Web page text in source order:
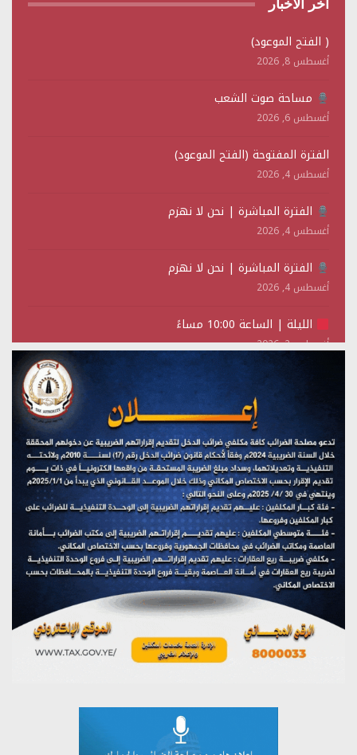
أخر الاخبار
( الفتح الموعود)
أغسطس 8, 2026
مساحة صوت الشعب
أغسطس 6, 2026
الفترة المفتوحة (الفتح الموعود)
أغسطس 4, 2026
الفترة المباشرة | نحن لا نهزم
أغسطس 4, 2026
الفترة المباشرة | نحن لا نهزم
أغسطس 4, 2026
الليلة | الساعة 10:00 مساءً
أغسطس 2, 2026
تستمعون لبرنامج (حدث في مثل هذا اليوم)
(نحن لا نهزم) بث مباشر
يوليو 28, 2026
تستمعون لبرنامج (هندسة الوهم)
يوليو 28, 2026
مؤتمر صحفي لمركز عين الإنسانية حول جرائم تحالف العدوان
على اليمن
يوليو 27, 2026